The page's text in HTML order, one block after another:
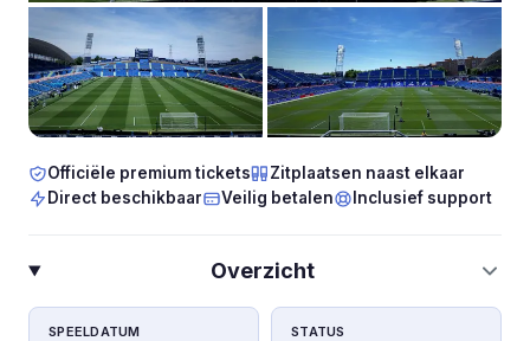
Officiële premium tickets
Zitplaatsen naast elkaar
Direct beschikbaar
Veilig betalen Inclusief support
Overzicht
SPEELDATUM STATUS